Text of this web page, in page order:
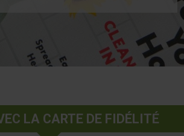
LA CARTE DE FIDÉLITÉ